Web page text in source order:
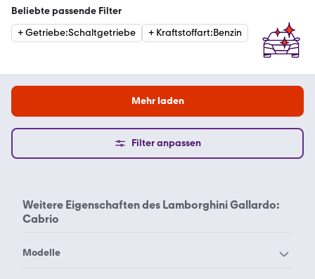
Beliebte passende Filter
+Getriebe:Schaltgetriebe + Kraftstoffart:Benzin
Mehr laden
Filter anpassen
Weitere Eigenschaften des Lamborghini Gallardo:
Cabrio
Modelle